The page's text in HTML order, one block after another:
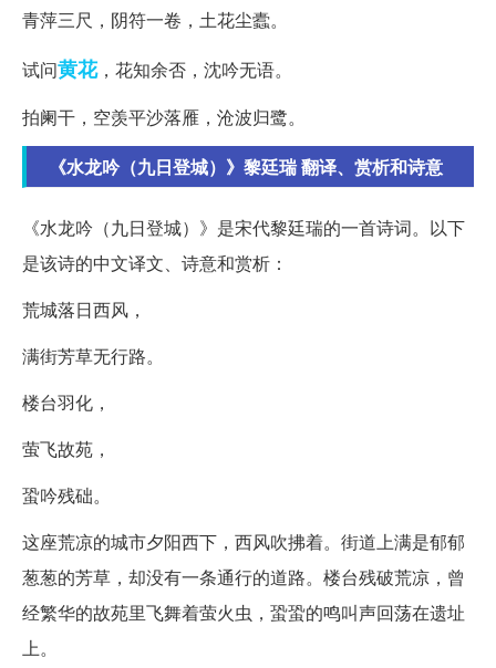
青萍三尺，阴符一卷，土花尘蠹。
试问黄花，花知余否，沈吟无语。
拍阑干，空羡平沙落雁，沧波归鹭。
《水龙吟（九日登城）》黎廷瑞 翻译、赏析和诗意
《水龙吟（九日登城）》是宋代黎廷瑞的一首诗词。以下
是该诗的中文译文、诗意和赏析：
荒城落日西风，
满街芳草无行路。
楼台羽化，
萤飞故苑，
蛩吟残础。
这座荒凉的城市夕阳西下，西风吹拂着。街道上满是郁郁
葱葱的芳草，却没有一条通行的道路。楼台残破荒凉，曾
经繁华的故苑里飞舞着萤火虫，蛩蛩的鸣叫声回荡在遗址
上。